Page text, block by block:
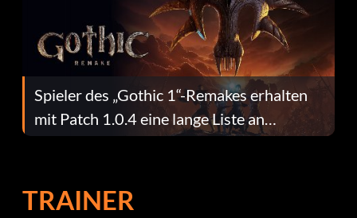
Spieler des „Gothic 1“-Remakes erhalten
mit Patch 1.0.4 eine lange Liste an
Fehlerbehebungen
TRAINER